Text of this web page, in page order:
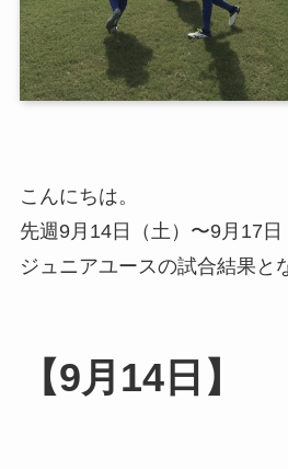
こんにちは。
先週9月14日（土）〜9月17日
ジュニアユースの試合結果と
【9月14日】